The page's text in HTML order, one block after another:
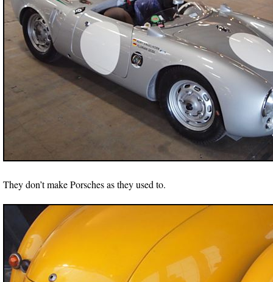
They don’t make Porsches as they used to.